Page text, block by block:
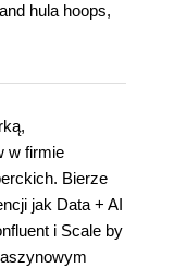
hula hoops,
w firmie
Bierze
jak Data + AI
i Scale by